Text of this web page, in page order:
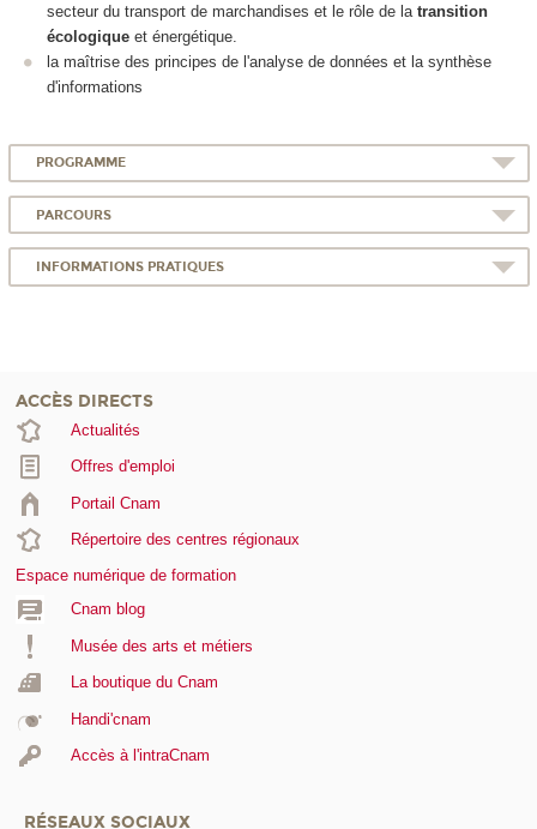
secteur du transport de marchandises et le rôle de la transition
écologique et énergétique.
la maîtrise des principes de l'analyse de données et la synthèse
d'informations
PROGRAMME
PARCOURS
INFORMATIONS PRATIQUES
ACCÈS DIRECTS
Actualités
Offres d'emploi
Portail Cnam
Répertoire des centres régionaux
Espace numérique de formation
Cnam blog
Musée des arts et métiers
La boutique du Cnam
Handi'cnam
Accès à l'intraCnam
RÉSEAUX SOCIAUX